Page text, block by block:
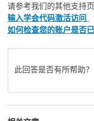
请参考我们的其他支持
输入学会代码激活访问
如何检查您的账户是否
此回答是否有所帮助？